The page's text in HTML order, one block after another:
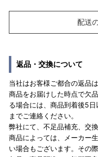
配送
返品・交換について
当社はお客様ご都合の返品
商品をお届けした時点で欠
る場合には、商品到着後5
までご連絡ください。
弊社にて、不足品補充、交換
商品によっては、メーカー
い場合もございます。その